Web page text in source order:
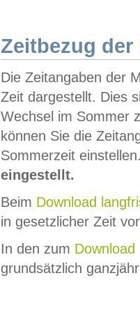
Zeitbezug der
Die Zeitangaben der
Zeit dargestellt. Dies
Wechsel im Sommer
können Sie die
Sommerzeit
eingestellt.
Beim Download
in gesetzlicher Zeit
In den zum Download
grundsätzlich